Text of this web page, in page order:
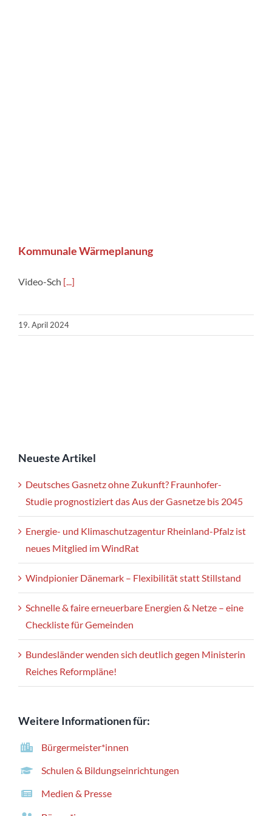
Kommunale Wärmeplanung
Video-Sch [...]
19. April 2024
Neueste Artikel
Deutsches Gasnetz ohne Zukunft? Fraunhofer-
Studie prognostiziert das Aus der Gasnetze bis 2045
Energie- und Klimaschutzagentur Rheinland-Pfalz ist
neues Mitglied im WindRat
Windpionier Dänemark – Flexibilität statt Stillstand
Schnelle & faire erneuerbare Energien & Netze – eine
Checkliste für Gemeinden
Bundesländer wenden sich deutlich gegen Ministerin
Reiches Reformpläne!
Weitere Informationen für:
Bürgermeister*innen
Schulen & Bildungseinrichtungen
Medien & Presse